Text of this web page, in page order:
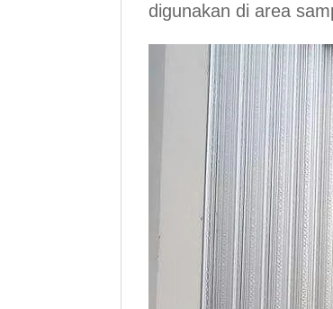
digunakan di area